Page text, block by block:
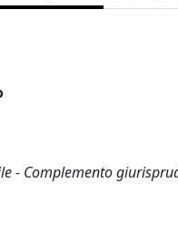
- Complemento